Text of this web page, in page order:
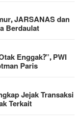
JARSANAS dan
Berdaulat
Enggak?”, PWI
Paris
Jejak Transaksi
Terkait